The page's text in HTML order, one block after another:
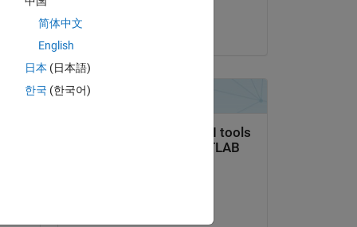
el 4 de Jun. de 2020
简体中文
English
日本 (日本語)
한국 (한국어)